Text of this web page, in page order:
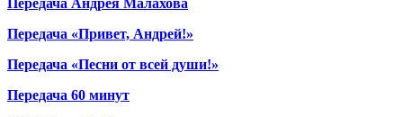
Передача Андрея Малахова
Передача «Привет, Андрей!»
Передача «Песни от всей души!»
Передача 60 минут